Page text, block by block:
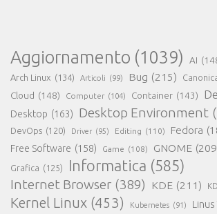
Aggiornamento (1039) AI
Arch Linux (134) Articoli (99) Bug (215)
Cloud (148) Computer (104) Container (143)
Desktop (163) Desktop Environment
DevOps (120) Driver (95) Editing (110) Fedora
Free Software (158) Game (108) GNOME
Grafica (125) Informatica (585)
Internet Browser (389) KDE (211)
Kernel Linux (453) Kubernetes (91)